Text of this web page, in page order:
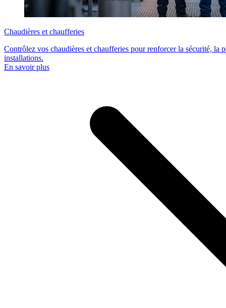
Chaudières et chaufferies
Contrôlez vos chaudières et chaufferies pour renforcer la sécurité, la
installations.
En savoir plus